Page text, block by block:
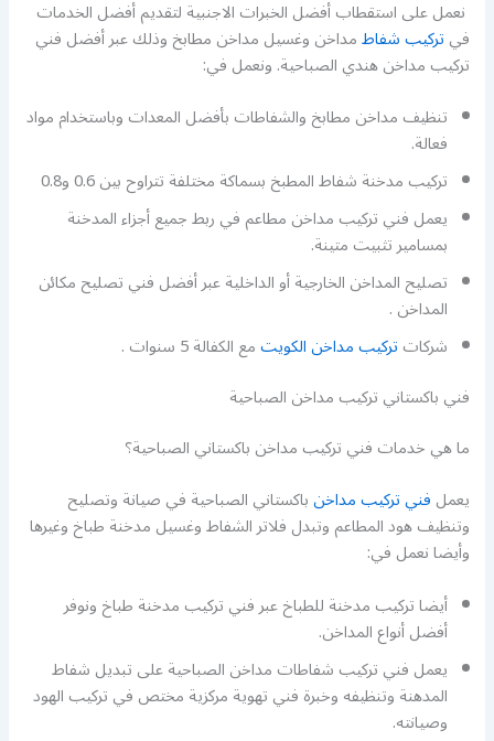
نعمل على استقطاب أفضل الخبرات الاجنبية لتقديم أفضل الخدمات
فيتركيب شفاطمداخن وغسيل مداخن مطابخ وذلك عبر أفضل فني
تركيب مداخن هندي الصباحية. ونعمل في:
تنظيف مداخن مطابخ والشفاطات بأفضل المعدات وباستخدام مواد
فعالة.
تركيب مدخنة شفاط المطبخ بسماكة مختلفة تتراوح بين 0.6 و0.8
يعمل فني تركيب مداخن مطاعم في ربط جميع أجزاء المدخنة
بمسامير تثبيت متينة.
تصليح المداخن الخارجية أو الداخلية عبر أفضل فني تصليح مكائن
المداخن .
شركاتتركيب مداخن الكويتمع الكفالة 5 سنوات .
فني باكستاني تركيب مداخن الصباحية
ما هي خدمات فني تركيب مداخن باكستاني الصباحية؟
يعملفني تركيب مداخنباكستاني الصباحية في صيانة وتصليح
وتنظيف هود المطاعم وتبدل فلاتر الشفاط وغسيل مدخنة طباخ وغيرها
وأيضا نعمل في:
أيضا تركيب مدخنة للطباخ عبر فني تركيب مدخنة طباخ ونوفر
أفضل أنواع المداخن.
يعمل فني تركيب شفاطات مداخن الصباحية على تبديل شفاط
المدهنة وتنظيفه وخبرة فني تهوية مركزية مختص في تركيب الهود
وصيانته.